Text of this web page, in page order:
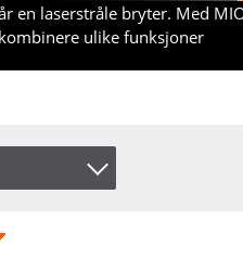
en laserstråle bryter. Med
ulike funksjoner